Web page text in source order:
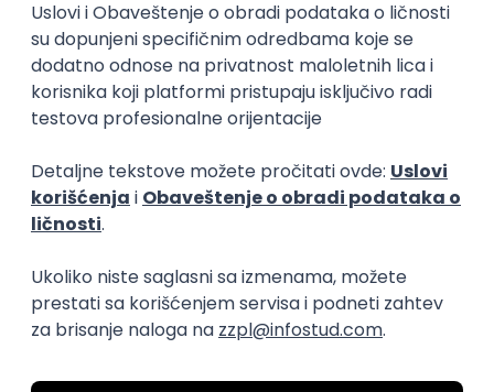
Ostale odgovore pročitajteovde.
Izvor: www.studentskizivot.com
Kopiraj link
Ostavi komentar